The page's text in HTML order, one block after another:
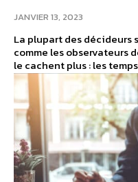
JANVIER 13, 2023
La plupart des décideurs
comme les observateurs
le cachent plus : les